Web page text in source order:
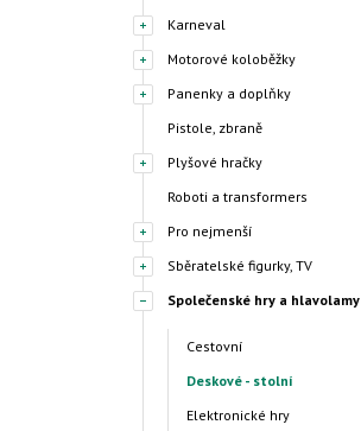
Karneval
Motorové koloběžky
Panenky a doplňky
Pistole, zbraně
Plyšové hračky
Roboti a transformers
Pro nejmenší
Sběratelské figurky, TV
Společenské hry a hlavolamy
Cestovní
Deskové - stolní
Elektronické hry